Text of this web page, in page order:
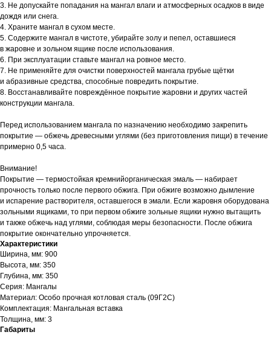
3. Не допускайте попадания на мангал влаги и атмосферных осадков в виде
дождя или снега.
4. Храните мангал в сухом месте.
5. Содержите мангал в чистоте, убирайте золу и пепел, оставшиеся
в жаровне и зольном ящике после использования.
6. При эксплуатации ставьте мангал на ровное место.
7. Не применяйте для очистки поверхностей мангала грубые щётки
и абразивные средства, способные повредить покрытие.
8. Восстанавливайте повреждённое покрытие жаровни и других частей
конструкции мангала.
Перед использованием мангала по назначению необходимо закрепить
покрытие — обжечь древесными углями (без приготовления пищи) в течение
примерно 0,5 часа.
Внимание!
Покрытие — термостойкая кремнийорганическая эмаль — набирает
прочность только после первого обжига. При обжиге возможно дымление
и испарение растворителя, оставшегося в эмали. Если жаровня оборудована
зольными ящиками, то при первом обжиге зольные ящики нужно вытащить
и также обжечь над углями, соблюдая меры безопасности. После обжига
покрытие окончательно упрочняется.
Характеристики
Ширина, мм: 900
Высота, мм: 350
Глубина, мм: 350
Серия: Мангалы
Материал: Особо прочная котловая сталь (09Г2С)
Комплектация: Мангальная вставка
Толщина, мм: 3
Габариты